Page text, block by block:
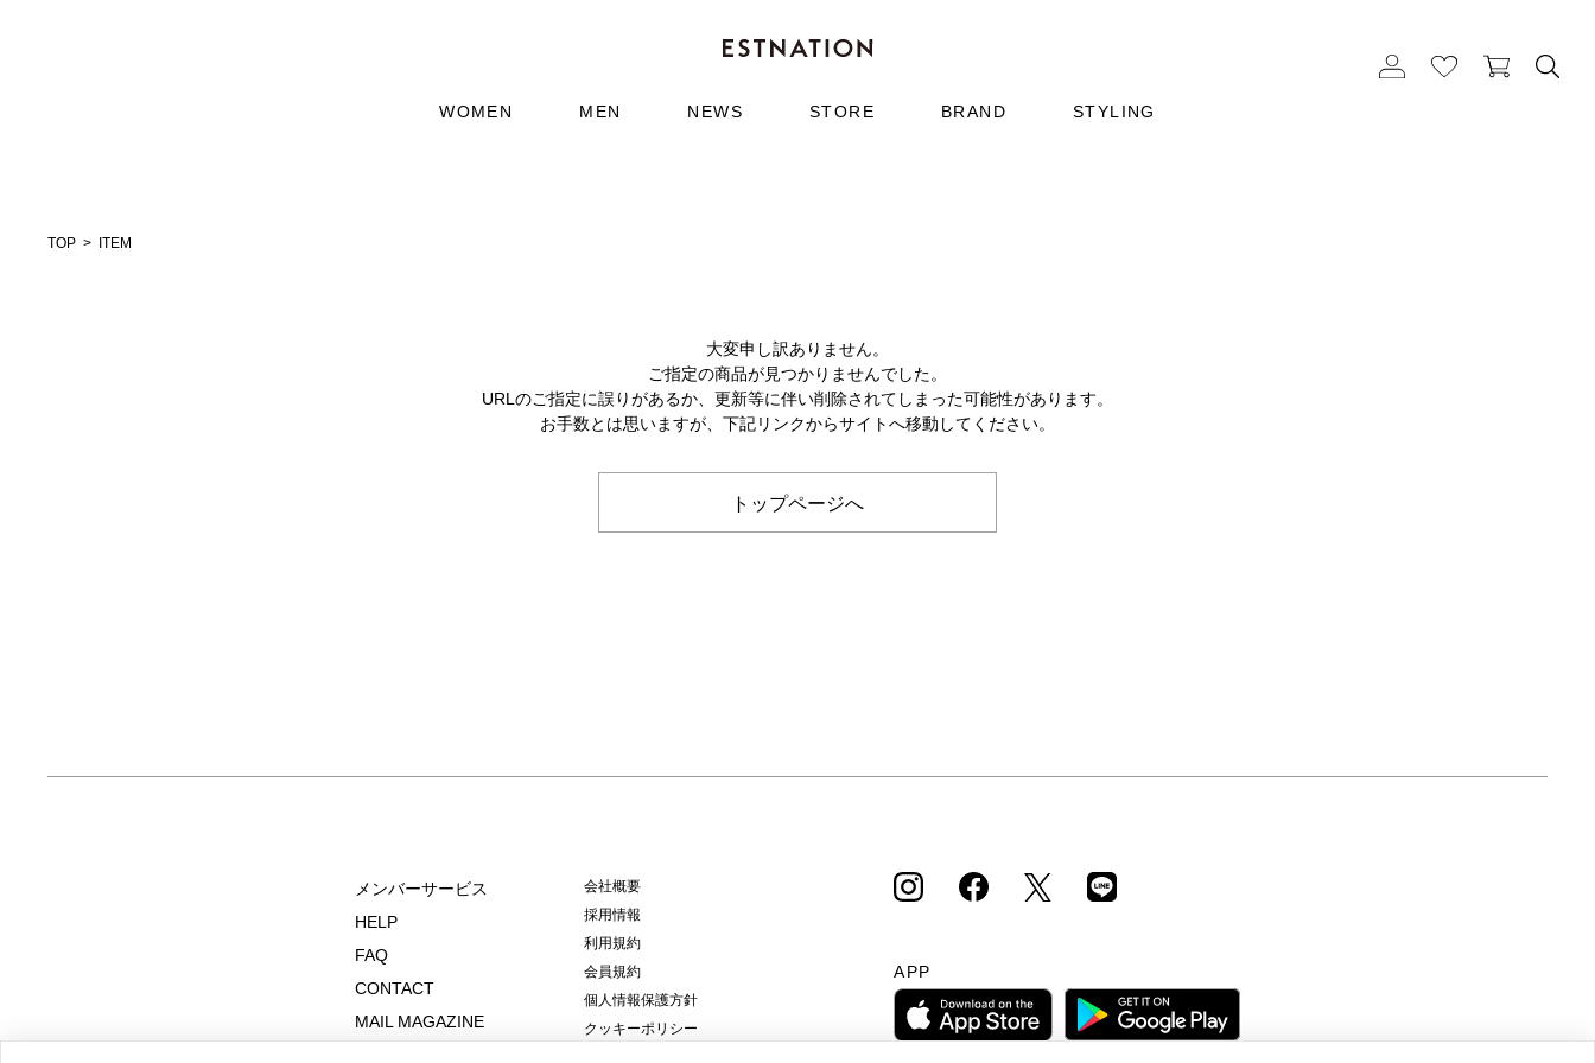
WOMEN MEN NEWS STORE BRAND STYLING
TOP ITEM
大変申し訳ありません。
ご指定の商品が見つかりませんでした。
URLのご指定に誤りがあるか、更新等に伴い削除されてしまった可能性があります。
お手数とは思いますが、下記リンクからサイトへ移動してください。
トップページへ
メンバーサービス
HELP
FAQ
CONTACT
MAIL MAGAZINE
会社概要
採用情報
利用規約
会員規約
個人情報保護方針
クッキーポリシー
APP